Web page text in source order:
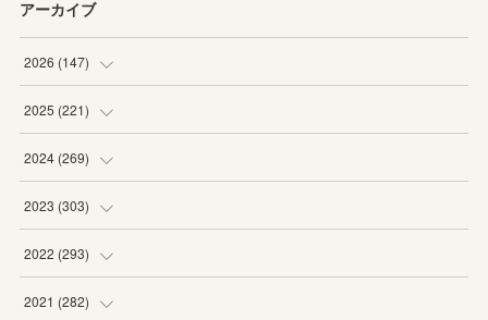
アーカイブ
2026 (147)
(5)
(22
(20
(19
2025 (221)
(19
(20
(19
(20
2024 (269)
(16
(16
(21
2023 (303)
(27
(25
2022 (293)
(18
2021 (282)